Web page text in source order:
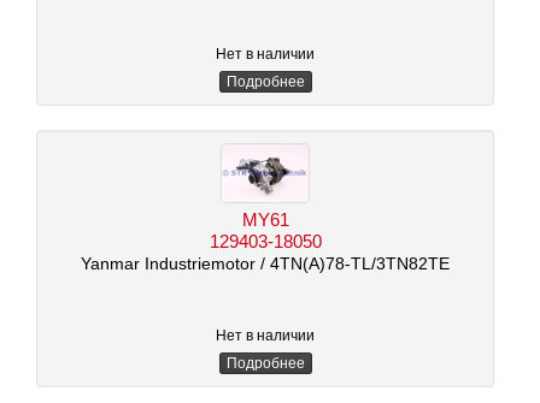
Нет в наличии
Подробнее
MY61
129403-18050
Yanmar Industriemotor/ 4TN(A)78-TL/3TN82TE
Нет в наличии
Подробнее